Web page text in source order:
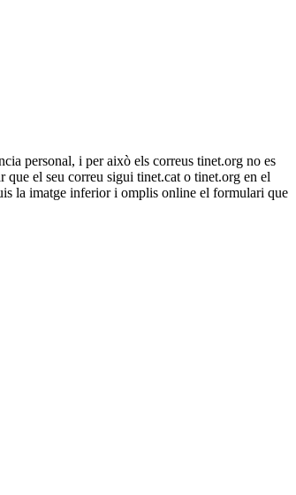
personal, i per això els correus tinet.org no es
el seu correu sigui tinet.cat o tinet.org en el
la imatge inferior i omplis online el formulari que